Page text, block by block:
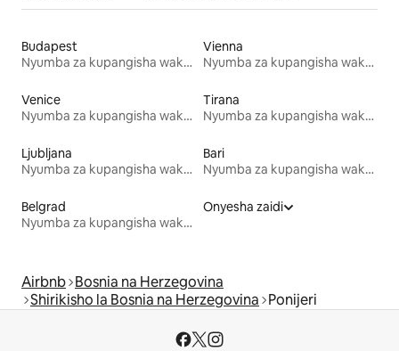
Budapest
Nyumba za kupangisha wakati wa likizo
Vienna
Nyumba za kupangisha wakati wa likizo
Venice
Nyumba za kupangisha wakati wa likizo
Tirana
Nyumba za kupangisha wakati wa likizo
Ljubljana
Nyumba za kupangisha wakati wa likizo
Bari
Nyumba za kupangisha wakati wa likizo
Belgrad
Nyumba za kupangisha wakati wa likizo
Onyesha zaidi
Airbnb Bosnia na Herzegovina
Shirikisho la Bosnia na Herzegovina Ponijeri